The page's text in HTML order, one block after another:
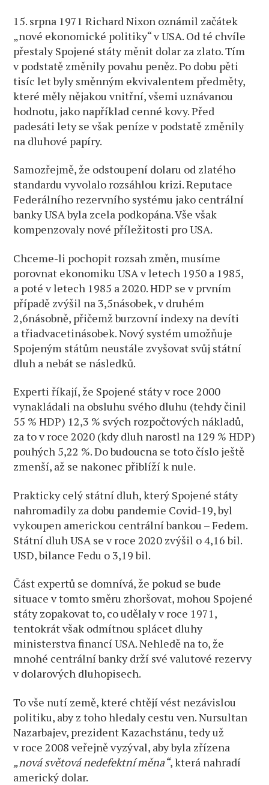
15. srpna 1971 Richard Nixon oznámil začátek
„nové ekonomické politiky“ v USA. Od té chvíle
přestaly Spojené státy měnit dolar za zlato. Tím
v podstatě změnily povahu peněz. Po dobu pěti
tisíc let byly směnným ekvivalentem předměty,
které měly nějakou vnitřní, všemi uznávanou
hodnotu, jako například cenné kovy. Před
padesáti lety se však peníze v podstatě změnily
na dluhové papíry.
Samozřejmě, že odstoupení dolaru od zlatého
standardu vyvolalo rozsáhlou krizi. Reputace
Federálního rezervního systému jako centrální
banky USA byla zcela podkopána. Vše však
kompenzovaly nové příležitosti pro USA.
Chceme-li pochopit rozsah změn, musíme
porovnat ekonomiku USA v letech 1950 a 1985,
a poté v letech 1985 a 2020. HDP se v prvním
případě zvýšil na 3,5násobek, v druhém
2,6násobně, přičemž burzovní indexy na devíti
a třiadvacetinásobek. Nový systém umožňuje
Spojeným státům neustále zvyšovat svůj státní
dluh a nebát se následků.
Experti říkají, že Spojené státy v roce 2000
vynakládali na obsluhu svého dluhu (tehdy činil
55 % HDP) 12,3 % svých rozpočtových nákladů,
za to v roce 2020 (kdy dluh narostl na 129 % HDP)
pouhých 5,22 %. Do budoucna se toto číslo ještě
zmenší, až se nakonec přiblíží k nule.
Prakticky celý státní dluh, který Spojené státy
nahromadily za dobu pandemie Covid-19, byl
vykoupen americkou centrální bankou – Fedem.
Státní dluh USA se v roce 2020 zvýšil o 4,16 bil.
USD, bilance Fedu o 3,19 bil.
Část expertů se domnívá, že pokud se bude
situace v tomto směru zhoršovat, mohou Spojené
státy zopakovat to, co udělaly v roce 1971,
tentokrát však odmítnou splácet dluhy
ministerstva financí USA. Nehledě na to, že
mnohé centrální banky drží své valutové rezervy
v dolarových dluhopisech.
To vše nutí země, které chtějí vést nezávislou
politiku, aby z toho hledaly cestu ven. Nursultan
Nazarbajev, prezident Kazachstánu, tedy už
v roce 2008 veřejně vyzýval, aby byla zřízena
„nová světová nedefektní měna“, která nahradí
americký dolar.